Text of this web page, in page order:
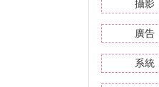
攝影
廣告
系統